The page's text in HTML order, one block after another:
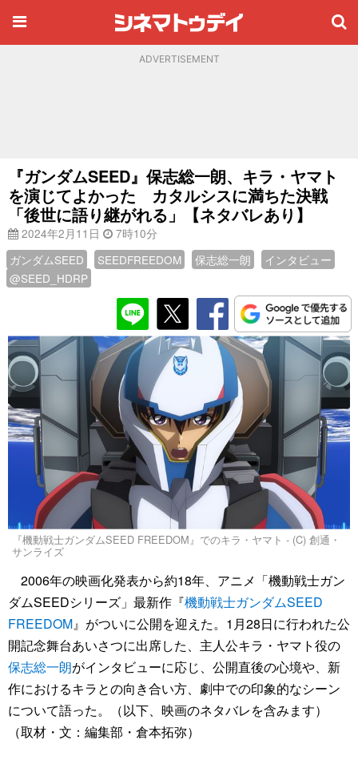
ADVERTISEMENT
『ガンダムSEED』保志総一朗、キラ・ヤマト
を演じてよかった カタルシスに満ちた決戦
「後世に語り継がれる」【ネタバレあり】
2024年2月11日
7時10分
ガンダムSEED
SEEDFREEDOM 保志総一朗
インタビュー
@SEED_HDRP
『機動戦士ガンダムSEED FREEDOM』でのキラ・ヤマト - (C) 創通・
サンライズ
2006年の映画化発表から約18年、アニメ「機動戦士ガン
ダムSEEDシリーズ」最新作『機動戦士ガンダムSEED
FREEDOM』がついに公開を迎えた。1月28日に行われた公
開記念舞台あいさつに出席した、主人公キラ・ヤマト役の
保志総一朗がインタビューに応じ、公開直後の心境や、新
作におけるキラとの向き合い方、劇中での印象的なシーン
について語った。（以下、映画のネタバレを含みます）
（取材・文：編集部・倉本拓弥）